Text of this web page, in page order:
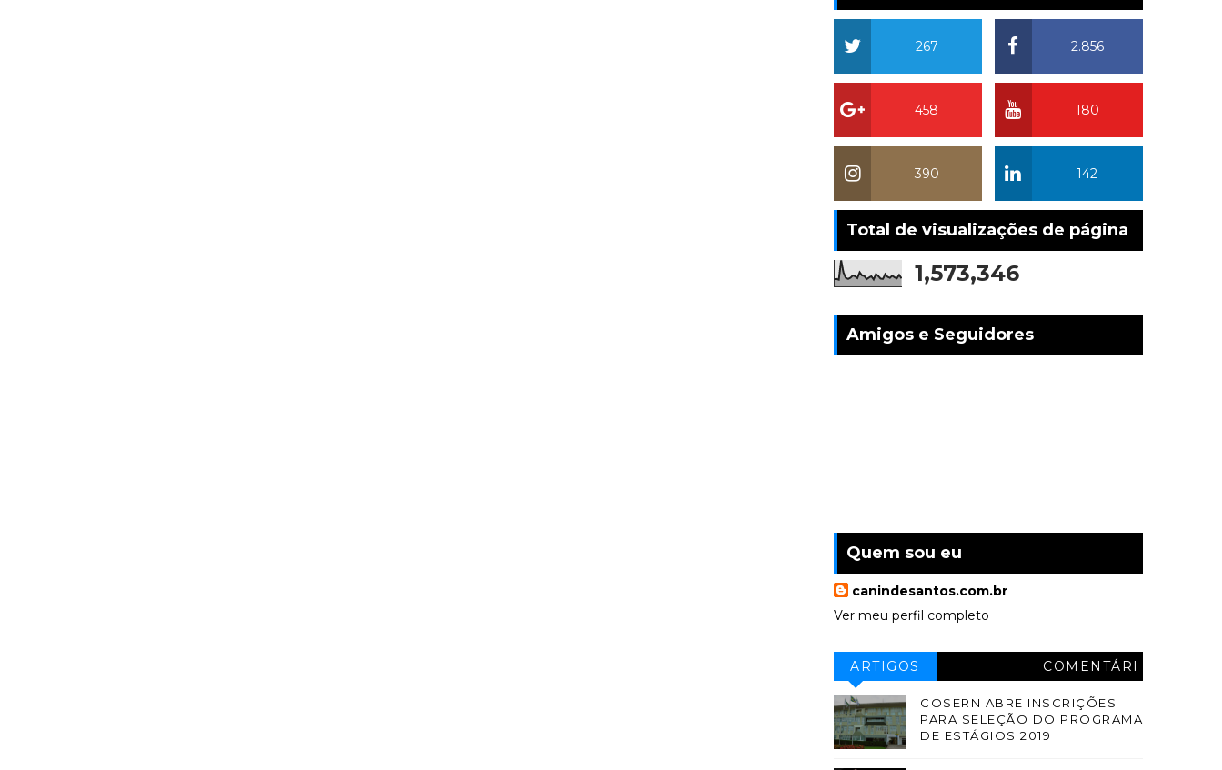
2.856
267
180
458
142
390
Total de visualizações de página
1,573,346
Amigos e Seguidores
Quem sou eu
canindesantos.com.br
Ver meu perfil completo
ARTIGOS
COMENTÁRI
OS
COSERN ABRE INSCRIÇÕES
PARA SELEÇÃO DO PROGRAMA
DE ESTÁGIOS 2019